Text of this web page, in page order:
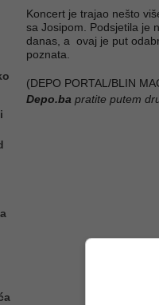
Koncert je trajao nešto
sa Josipom. Podsjetila je
danas, a ovaj je put
poznata.
(DEPO PORTAL/BLIN
Depo.ba pratite putem